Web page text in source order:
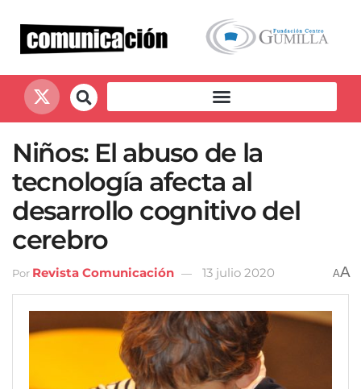
Niños: El abuso de la
tecnología afecta al
desarrollo cognitivo del
cerebro
Por Revista Comunicación 13 julio 2020 AA